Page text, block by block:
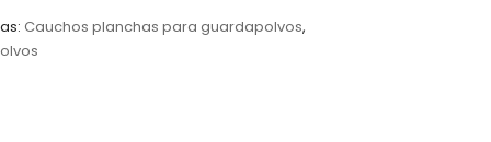
Cauchos planchas para guardapolvos,